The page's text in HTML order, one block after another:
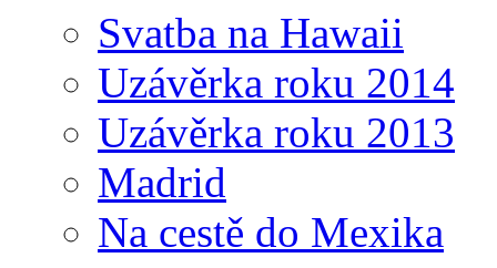
Svatba na Hawaii
Uzávěrka roku 2014
Uzávěrka roku 2013
Madrid
Na cestě do Mexika